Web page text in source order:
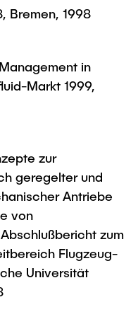
Bremen, 1998
in
Markt 1999,
zur
geregelter und
Antriebe
von
zum
Flugzeug-
Universität